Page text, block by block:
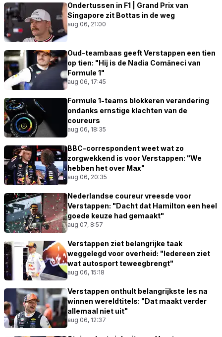
Ondertussen in F1 | Grand Prix van
Singapore zit Bottas in de weg
aug 06, 21:00
Oud-teambaas geeft Verstappen een tien
op tien: "Hij is de Nadia Comăneci van
Formule 1"
aug 06, 17:45
Formule 1-teams blokkeren verandering
ondanks ernstige klachten van de
coureurs
aug 06, 18:35
BBC-correspondent weet wat zo
zorgwekkend is voor Verstappen: "We
hebben het over Max"
aug 06, 20:35
Nederlandse coureur vreesde voor
Verstappen: "Dacht dat Hamilton een heel
goede keuze had gemaakt"
aug 07, 8:57
Verstappen ziet belangrijke taak
weggelegd voor overheid: "Iedereen ziet
wat autosport teweegbrengt"
aug 06, 15:18
Verstappen onthult belangrijkste les na
winnen wereldtitels: "Dat maakt verder
allemaal niet uit"
aug 06, 12:37